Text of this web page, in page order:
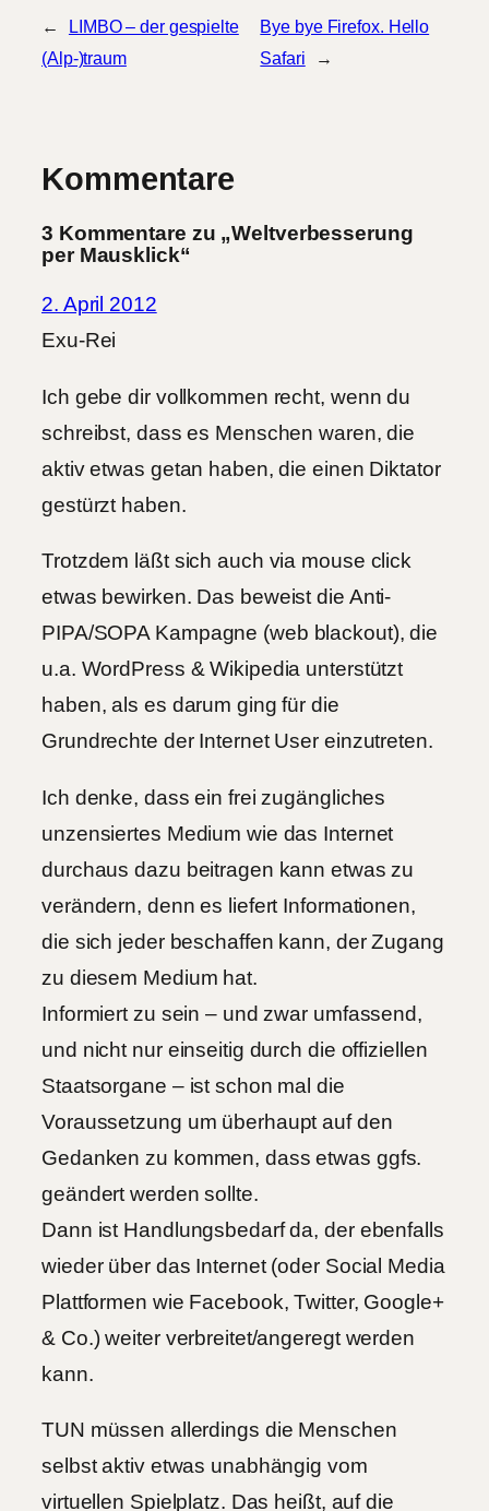
←
LIMBO – der gespielte
(Alp-)traum
Bye bye Firefox. Hello
Safari
→
Kommentare
3 Kommentare zu „Weltverbesserung
per Mausklick“
2. April 2012
Exu-Rei
Ich gebe dir vollkommen recht, wenn du
schreibst, dass es Menschen waren, die
aktiv etwas getan haben, die einen Diktator
gestürzt haben.
Trotzdem läßt sich auch via mouse click
etwas bewirken. Das beweist die Anti-
PIPA/SOPA Kampagne (web blackout), die
u.a. WordPress & Wikipedia unterstützt
haben, als es darum ging für die
Grundrechte der Internet User einzutreten.
Ich denke, dass ein frei zugängliches
unzensiertes Medium wie das Internet
durchaus dazu beitragen kann etwas zu
verändern, denn es liefert Informationen,
die sich jeder beschaffen kann, der Zugang
zu diesem Medium hat.
Informiert zu sein – und zwar umfassend,
und nicht nur einseitig durch die offiziellen
Staatsorgane – ist schon mal die
Voraussetzung um überhaupt auf den
Gedanken zu kommen, dass etwas ggfs.
geändert werden sollte.
Dann ist Handlungsbedarf da, der ebenfalls
wieder über das Internet (oder Social Media
Plattformen wie Facebook, Twitter, Google+
& Co.) weiter verbreitet/angeregt werden
kann.
TUN müssen allerdings die Menschen
selbst aktiv etwas unabhängig vom
virtuellen Spielplatz. Das heißt, auf die